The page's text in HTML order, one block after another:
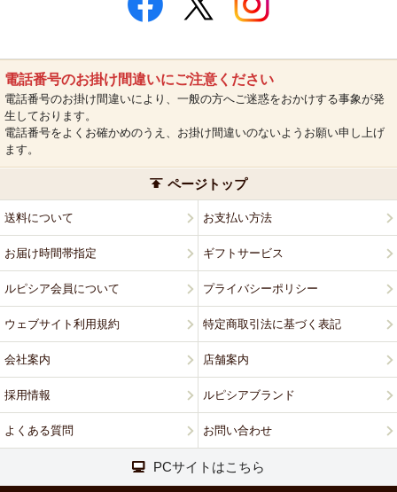
電話番号のお掛け間違いにご注意ください
電話番号のお掛け間違いにより、一般の方へご迷惑をおかけする事象が発
生しております。
電話番号をよくお確かめのうえ、お掛け間違いのないようお願い申し上げ
ます。
ページトップ
送料について お支払い方法
お届け時間帯指定 ギフトサービス
ルピシア会員について プライバシーポリシー
ウェブサイト利用規約 特定商取引法に基づく表記
会社案内 店舗案内
採用情報 ルピシアブランド
よくある質問 お問い合わせ
PCサイトはこちら